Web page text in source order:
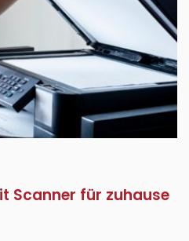
Scanner für zuhause